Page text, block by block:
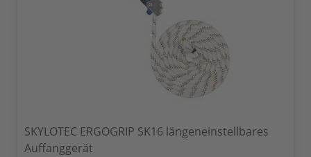
SKYLOTEC ERGOGRIP SK16 längeneinstellbares
Auffanggerät